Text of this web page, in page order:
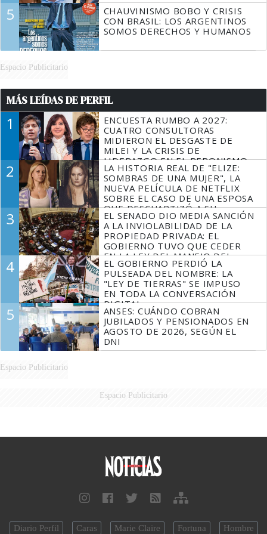
5
CHAUVINISMO BOBO Y CRISIS
CON BRASIL: LOS ARGENTINOS
SOMOS DERECHOS Y HUMANOS
Espacio Publicitario
MÁS LEÍDAS DE PERFIL
1
ENCUESTA RUMBO A 2027:
CUATRO CONSULTORAS
MIDIERON EL DESGASTE DE
MILEI Y LA CRISIS DE
LIDERAZGO EN EL PERONISMO
2
LA HISTORIA REAL DE "ELIZE:
SOMBRAS DE UNA MUJER", LA
NUEVA PELÍCULA DE NETFLIX
SOBRE EL CASO DE UNA ESPOSA
QUE DESCUARTIZÓ A SU
MARIDO
3
EL SENADO DIO MEDIA SANCIÓN
A LA INVIOLABILIDAD DE LA
PROPIEDAD PRIVADA: EL
GOBIERNO TUVO QUE CEDER
EN LA LEY DEL MANEJO DEL
FUEGO
4
EL GOBIERNO PERDIÓ LA
PULSEADA DEL NOMBRE: LA
"LEY DE TIERRAS" SE IMPUSO
EN TODA LA CONVERSACIÓN
DIGITAL
5
ANSES: CUÁNDO COBRAN
JUBILADOS Y PENSIONADOS EN
AGOSTO DE 2026, SEGÚN EL
DNI
Espacio Publicitario
Espacio Publicitario
Diario Perfil Caras Marie Claire Fortuna Hombre